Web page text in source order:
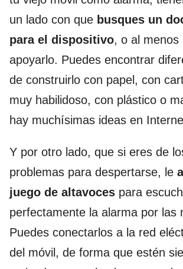
un lado con que busques un
para el dispositivo, o al menos
apoyarlo. Puedes encontrar
de construirlo con papel, con
muy habilidoso, con plástico o
hay muchísimas ideas en
Y por otro lado, que si eres de
problemas para despertarse, le
juego de altavoces para
perfectamente la alarma por las
Puedes conectarlos a la red
del móvil, de forma que estén